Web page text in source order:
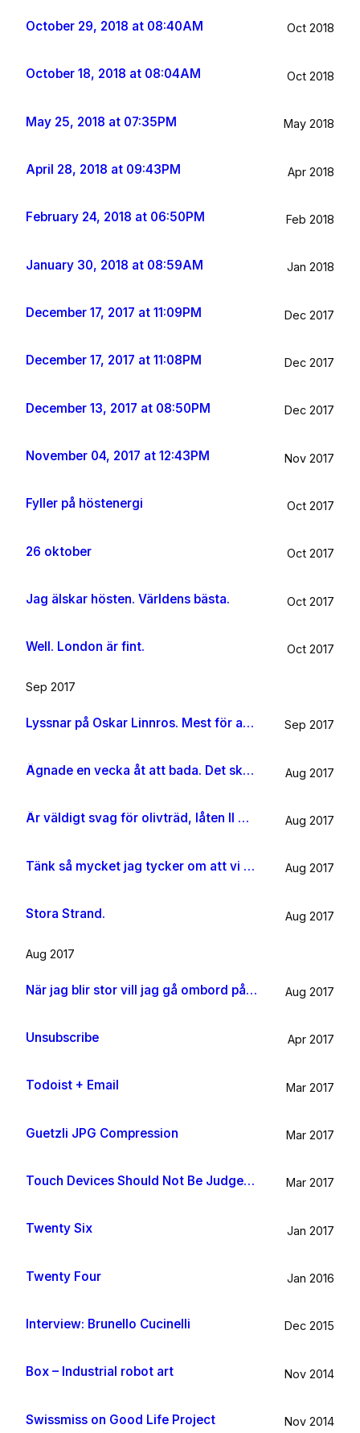
October 29, 2018 at 08:40AM Oct 2018
October 18, 2018 at 08:04AM Oct 2018
May 25, 2018 at 07:35PM May 2018
April 28, 2018 at 09:43PM Apr 2018
February 24, 2018 at 06:50PM Feb 2018
January 30, 2018 at 08:59AM Jan 2018
December 17, 2017 at 11:09PM Dec 2017
December 17, 2017 at 11:08PM Dec 2017
December 13, 2017 at 08:50PM Dec 2017
November 04, 2017 at 12:43PM Nov 2017
Fyller på höstenergi Oct 2017
26 oktober Oct 2017
Jag älskar hösten. Världens bästa. Oct 2017
Well. London är fint. Oct 2017
Sep 2017
Lyssnar på Oskar Linnros. Mest för att det känns rätt. Oavsett. Sep 2017
Ägnade en vecka åt att bada. Det ska jag göra någon mer gång i livet. Aug 2017
Är väldigt svag för olivträd, låten Il mondo och motljus som möter vacker utsikt. Så lever lite på känslan av Grekland ett tag till. Aug 2017
Tänk så mycket jag tycker om att vi har kossor på vägen till sommarhuset. Aug 2017
Stora Strand. Aug 2017
Aug 2017
När jag blir stor vill jag gå ombord på en sån dära båt och äta gifflar och dricka något gott. Bara för att det känns som något jag skulle tycka om. Aug 2017
Unsubscribe Apr 2017
Todoist + Email Mar 2017
Guetzli JPG Compression Mar 2017
Touch Devices Should Not Be Judged By Their Size Mar 2017
Twenty Six Jan 2017
Twenty Four Jan 2016
Interview: Brunello Cucinelli Dec 2015
Box – Industrial robot art Nov 2014
Swissmiss on Good Life Project Nov 2014